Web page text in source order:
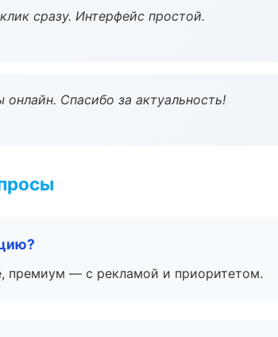
сразу. Интерфейс простой.
Спасибо за актуальность!
премиум — с рекламой и приоритетом.